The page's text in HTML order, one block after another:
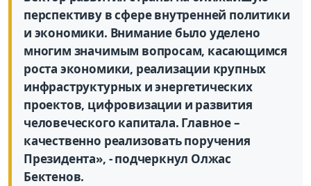
перспективу в сфере внутренней политики
и экономики. Внимание было уделено
многим значимым вопросам, касающимся
роста экономики, реализации крупных
инфраструктурных и энергетических
проектов, цифровизации и развития
человеческого капитала. Главное –
качественно реализовать поручения
Президента», - подчеркнул Олжас
Бектенов.